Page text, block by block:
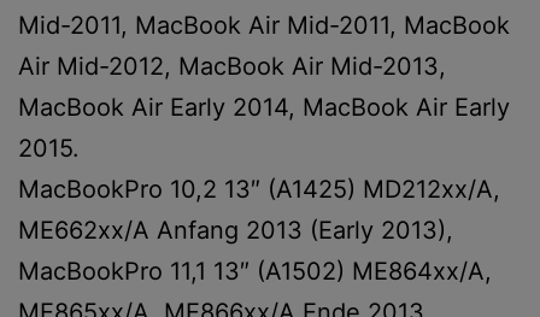
Mid-2011, MacBook Air Mid-2011, MacBook
Air Mid-2012, MacBook Air Mid-2013,
MacBook Air Early 2014, MacBook Air Early
2015.
MacBookPro 10,2 13″ (A1425) MD212xx/A,
ME662xx/A Anfang 2013 (Early 2013),
MacBookPro 11,1 13″ (A1502) ME864xx/A,